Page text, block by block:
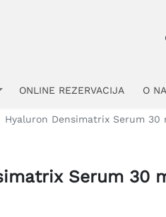
ONLINE REZERVACIJA O
Hyaluron Densimatrix Serum 30
Serum 30